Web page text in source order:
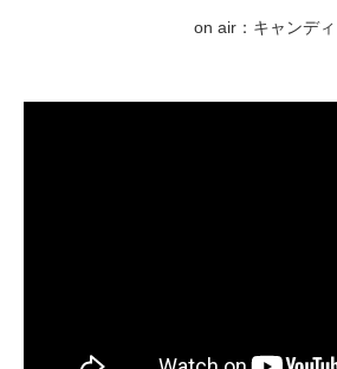
on air：キャンディ